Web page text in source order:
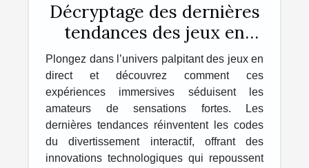
Décryptage des dernières
tendances des jeux en
direct pour les amateurs
de frissons
Plongez dans l’univers palpitant des jeux en
direct et découvrez comment ces
expériences immersives séduisent les
amateurs de sensations fortes. Les
dernières tendances réinventent les codes
du divertissement interactif, offrant des
innovations technologiques qui repoussent